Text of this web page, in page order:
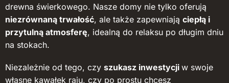
drewna świerkowego. Nasze domy nie tylko oferują
niezrównaną trwałość, ale także zapewniają ciepłą i
przytulną atmosferę, idealną do relaksu po długim dniu
na stokach.
Niezależnie od tego, czy szukasz inwestycji w swoje
własne kawałek raju, czy po prostu chcesz